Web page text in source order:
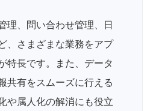
理、問い合わせ管理、日
、さまざまな業務をアプ
特長です。また、データ
共有をスムーズに行える
や属人化の解消にも役立